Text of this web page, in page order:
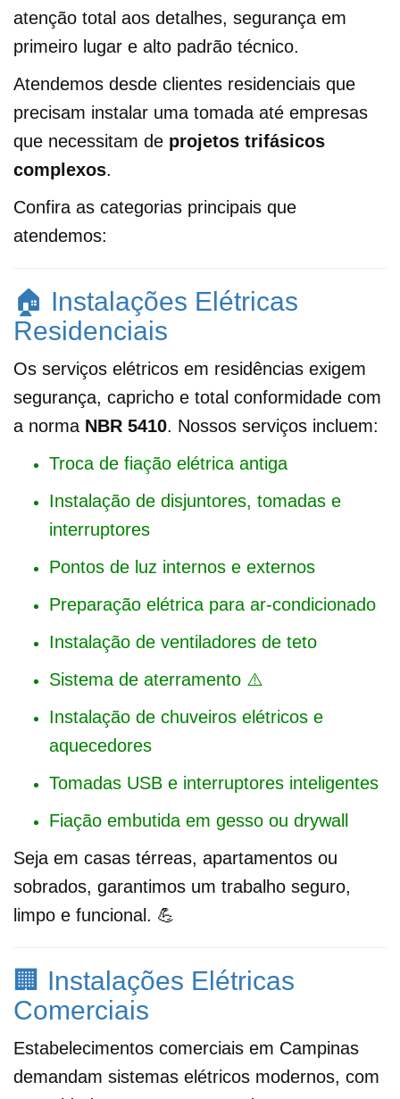
atenção total aos detalhes, segurança em
primeiro lugar e alto padrão técnico.
Atendemos desde clientes residenciais que
precisam instalar uma tomada até empresas
que necessitam de projetos trifásicos
complexos.
Confira as categorias principais que
atendemos:
🏠 Instalações Elétricas
Residenciais
Os serviços elétricos em residências exigem
segurança, capricho e total conformidade com
a norma NBR 5410. Nossos serviços incluem:
Troca de fiação elétrica antiga
Instalação de disjuntores, tomadas e
interruptores
Pontos de luz internos e externos
Preparação elétrica para ar-condicionado
Instalação de ventiladores de teto
Sistema de aterramento ⚠️
Instalação de chuveiros elétricos e
aquecedores
Tomadas USB e interruptores inteligentes
Fiação embutida em gesso ou drywall
Seja em casas térreas, apartamentos ou
sobrados, garantimos um trabalho seguro,
limpo e funcional. 💪
🏢 Instalações Elétricas
Comerciais
Estabelecimentos comerciais em Campinas
demandam sistemas elétricos modernos, com